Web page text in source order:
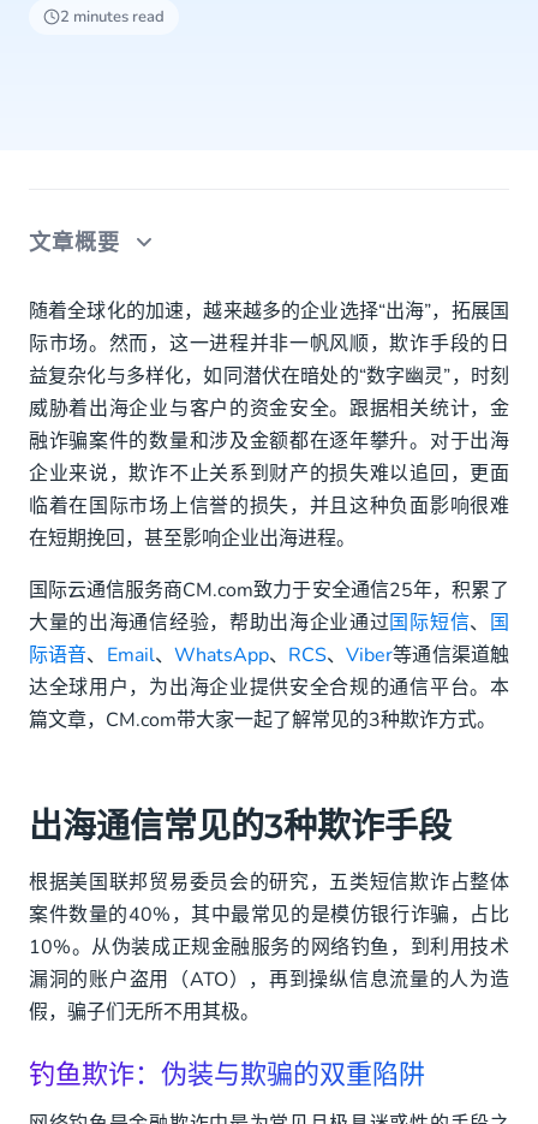
2 minutes read
文章概要
出海通信常见的3种欺诈手段
钓鱼欺诈：伪装与欺骗的双重陷阱
账户盗用（ATO）：隐匿在背后的“数字窃贼”
恶意制造流量：数字时代的“虚假繁荣”
出海企业如何防范通信欺诈？
通过官方认证通信渠道互动
采用先进的技术手段，建立完善的应急响应机制
选择安全合规的通信平台
随着全球化的加速，越来越多的企业选择“出海”，拓展国
际市场。然而，这一进程并非一帆风顺，欺诈手段的日
益复杂化与多样化，如同潜伏在暗处的“数字幽灵”，时刻
威胁着出海企业与客户的资金安全。跟据相关统计，金
融诈骗案件的数量和涉及金额都在逐年攀升。对于出海
企业来说，欺诈不止关系到财产的损失难以追回，更面
临着在国际市场上信誉的损失，并且这种负面影响很难
在短期挽回，甚至影响企业出海进程。
国际云通信服务商CM.com致力于安全通信25年，积累了
大量的出海通信经验，帮助出海企业通过国际短信、 国
际语音、 Email、 WhatsApp、 RCS、Viber等通信渠道触
达全球用户，为出海企业提供安全合规的通信平台。本
篇文章，CM.com带大家一起了解常见的3种欺诈方式。
出海通信常见的3种欺诈手段
根据美国联邦贸易委员会的研究，五类短信欺诈占整体
案件数量的40%，其中最常见的是模仿银行诈骗，占比
10%。从伪装成正规金融服务的网络钓鱼，到利用技术
漏洞的账户盗用（ATO），再到操纵信息流量的人为造
假，骗子们无所不用其极。
钓鱼欺诈：伪装与欺骗的双重陷阱